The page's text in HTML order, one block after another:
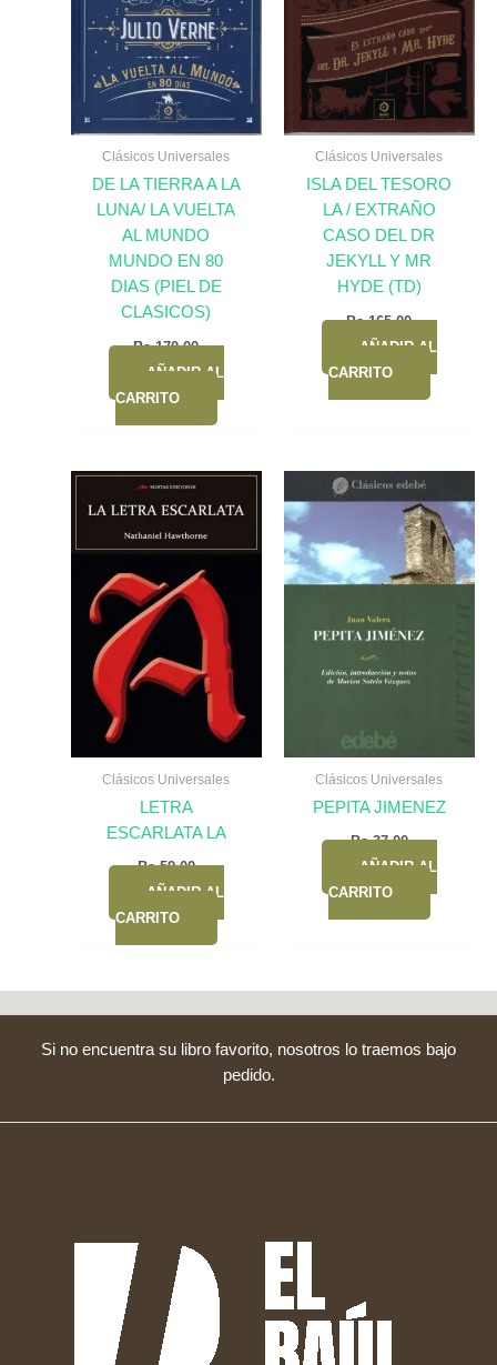
Clásicos Universales
DE LA TIERRA A LA
LUNA/ LA VUELTA
AL MUNDO
MUNDO EN 80
DIAS (PIEL DE
CLASICOS)
Bs.170,00
AÑADIR AL
CARRITO
Clásicos Universales
ISLA DEL TESORO
LA / EXTRAÑO
CASO DEL DR
JEKYLL Y MR
HYDE (TD)
Bs.165,00
AÑADIR AL
CARRITO
Clásicos Universales
LETRA
ESCARLATA LA
Bs.59,00
AÑADIR AL
CARRITO
Clásicos Universales
PEPITA JIMENEZ
Bs.37,00
AÑADIR AL
CARRITO
Si no encuentra su libro favorito, nosotros lo traemos bajo
pedido.